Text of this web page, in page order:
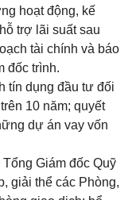
hoạt động, kế
trợ lãi suất sau
tài chính và báo
đốc trình.
tín dụng đầu tư đối
10 năm; quyết
dự án vay vốn
Giám đốc Quỹ
giải thể các Phòng,